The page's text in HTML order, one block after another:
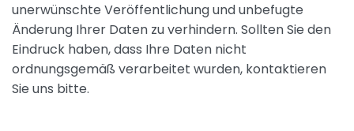
unerwünschte Veröffentlichung und unbefugte
Änderung Ihrer Daten zu verhindern. Sollten Sie den
Eindruck haben, dass Ihre Daten nicht
ordnungsgemäß verarbeitet wurden, kontaktieren
Sie uns bitte.